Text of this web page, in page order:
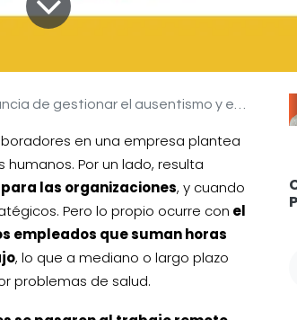
gestionar el ausentismo y el presentismo
en una empresa plantea
Por un lado, resulta
las organizaciones, y cuando
Pero lo propio ocurre con el
empleados que suman horas
, lo que a mediano o largo plazo
problemas de salud.